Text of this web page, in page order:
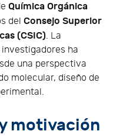
Química Orgánica
del Consejo Superior
(CSIC). La
ha
una perspectiva
molecular, diseño de
motivación